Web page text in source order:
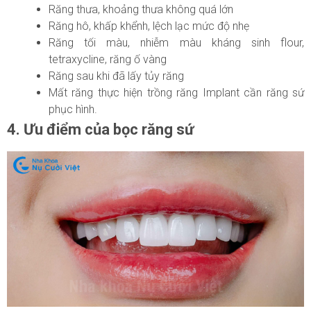
Răng thưa, khoảng thưa không quá lớn
Răng hô, khấp khểnh, lệch lạc mức độ nhẹ
Răng tối màu, nhiễm màu kháng sinh flour,
tetraxycline, răng ố vàng
Răng sau khi đã lấy tủy răng
Mất răng thực hiện trồng răng Implant cần răng sứ
phục hình.
4. Ưu điểm của bọc răng sứ